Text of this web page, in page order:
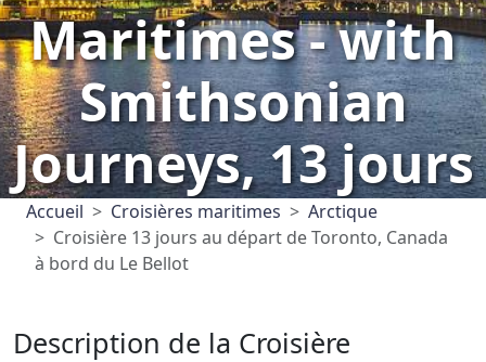
Maritimes - with
Smithsonian
Journeys, 13 jours
Accueil Croisières maritimes
Arctique
Croisière 13 jours au départ de Toronto, Canada
à bord du Le Bellot
Description de la Croisière